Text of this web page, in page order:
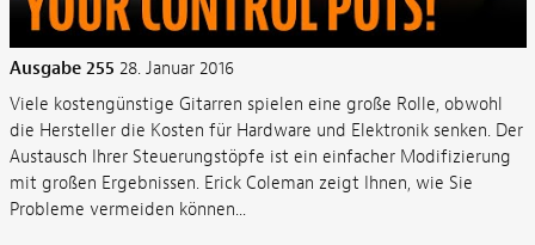
Ausgabe 255 28. Januar 2016
Viele kostengünstige Gitarren spielen eine große Rolle, obwohl
die Hersteller die Kosten für Hardware und Elektronik senken. Der
Austausch Ihrer Steuerungstöpfe ist ein einfacher Modifizierung
mit großen Ergebnissen. Erick Coleman zeigt Ihnen, wie Sie
Probleme vermeiden können...